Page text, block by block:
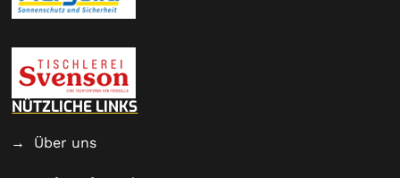
NÜTZLICHE LINKS
Über uns